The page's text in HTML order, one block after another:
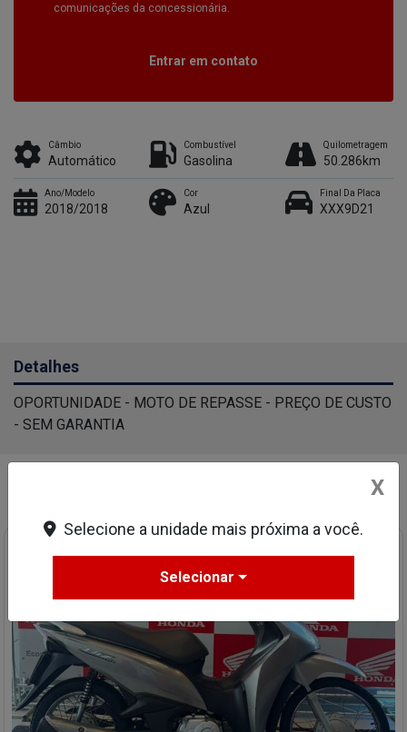
comunicações da concessionária.
Entrar em contato
Câmbio
Automático
Combustível
Gasolina
Quilometragem
50.286km
Ano/Modelo
2018/2018
Cor
Azul
Final Da Placa
XXX9D21
Detalhes
OPORTUNIDADE - MOTO DE REPASSE - PREÇO DE CUSTO
- SEM GARANTIA
X
Selecione a unidade mais próxima a você.
Selecionar